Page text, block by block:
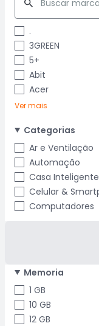
.
3GREEN
5+
Abit
Acer
Ver mais
Categorias
Ar e Ventilação
Automação
Casa Inteligente
Celular &
Computadores
Memoria
1 GB
10 GB
12 GB